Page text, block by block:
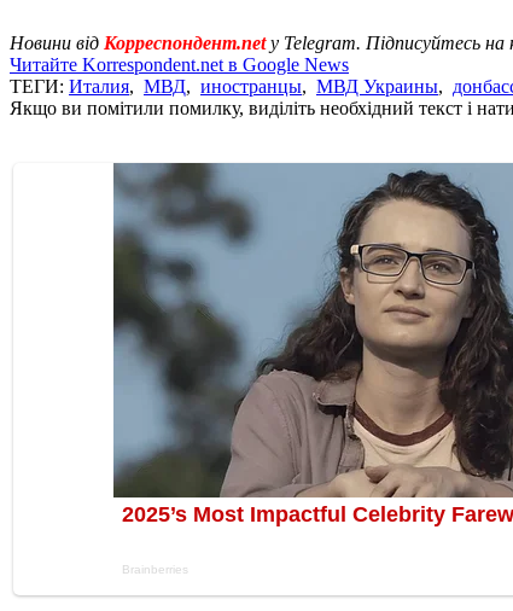
Новини від Корреспондент.net у Telegram. Підписуйтесь на
Читайте Korrespondent.net в Google News
ТЕГИ: Италия, МВД, иностранцы, МВД Украины,
Якщо ви помітили помилку, виділіть необхідний текст і